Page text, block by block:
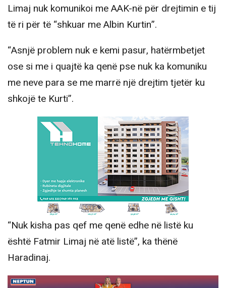
Limaj nuk komunikoi me AAK-në për drejtimin e tij
të ri për të “shkuar me Albin Kurtin”.
“Asnjë problem nuk e kemi pasur, hatërmbetjet
ose si me i quajtë ka qenë pse nuk ka komuniku
me neve para se me marrë një drejtim tjetër ku
shkojë te Kurti”.
“Nuk kisha pas qef me qenë edhe në listë ku
është Fatmir Limaj në atë listë”, ka thënë
Haradinaj.